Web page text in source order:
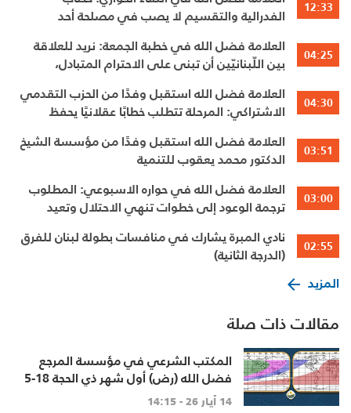
12:33
الفدرالية والتقسيم لا يصب في مصلحة أحد
04:25
العلامة فضل الله في خطبة الجمعة: نريد للعلاقة
بين اللّبنانيّين أن تبنى على الاحترام المتبادل،
04:30
العلامة فضل الله استقبل وفدًا من الحزب التقدمي
الاشتراكي: المرحلة تتطلب خطابًا عقلانيًا يحفظ
03:51
العلامة فضل الله استقبل وفدًا من مؤسسة الشيخ
الدكتور محمد يعقوب للتنمية
03:00
العلامة فضل الله في حواره الاسبوعي: المطلوب
ترجمة الوعود إلى خطوات تنهي الاحتلال وتعيد
02:55
نادي المبرة يشارك في منافسات بطولة لبنان للفرق
(الدرجة الثانية)
المزيد
مقالات ذات صلة
المكتب الشرعي في مؤسسة المرجع
فضل الله (رض) أول شهر ذي الحجة 18-5
الاثنين القادم
14 أيار 26 - 14:15